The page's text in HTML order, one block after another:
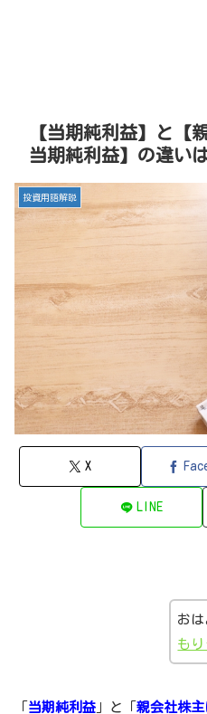
【当期純利益】と【
当期純利益】の違い
投資用語解説
X
LINE
お
もり
「 当期純利益 」と「 親会社株